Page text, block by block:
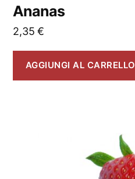
Ananas
2,35€
AGGIUNGI AL CARRELLO